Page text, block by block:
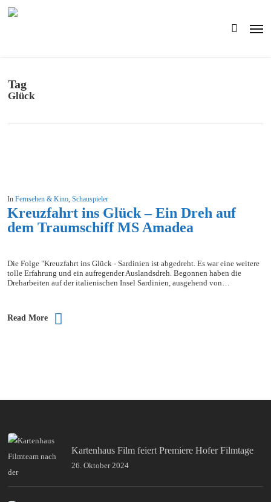
search
Tag
Glück
InFernsehen & Kino,Schauspieler
Kreuzfahrt ins Glück – Ein Dreh auf
dem Traumschiff MS Amadea
Die Folge "Kreuzfahrt ins Glück - Sardinien ist abgedreht. Es war eine weitere
tolle Erfahrung und ein aufregender Auslandsdreh. Begonnen haben die
Dreharbeiten auf der italienischen Insel Sardinien, ausgehend von…
Read More
Kartenhaus Film feiert Premiere Hofer Filmtage
26. Oktober 2024